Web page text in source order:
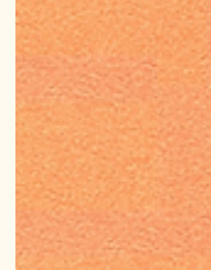
Julia Celejewska
17 lis 2025
3 minut(y) czytania
Jak tworzyć
pracy w branży
Wielu menedżerkom wydaje się, że
że to coś, na co stać tylko duże